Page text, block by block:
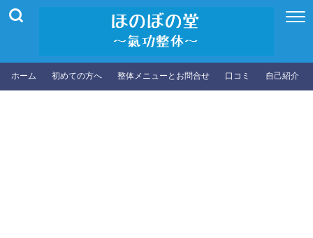
ホーム 初めての方へ 整体メニューとお問合せ 口コミ 自己紹介